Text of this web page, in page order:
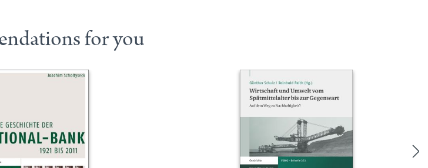
for you